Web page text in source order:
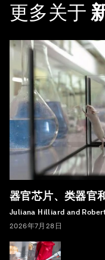
更多关于
器官芯片、类器官
Juliana Hilliard and
2026年7月28日